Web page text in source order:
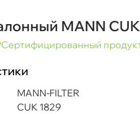
MANN
Сертифицированный
MANN-FILTER
CUK 1829